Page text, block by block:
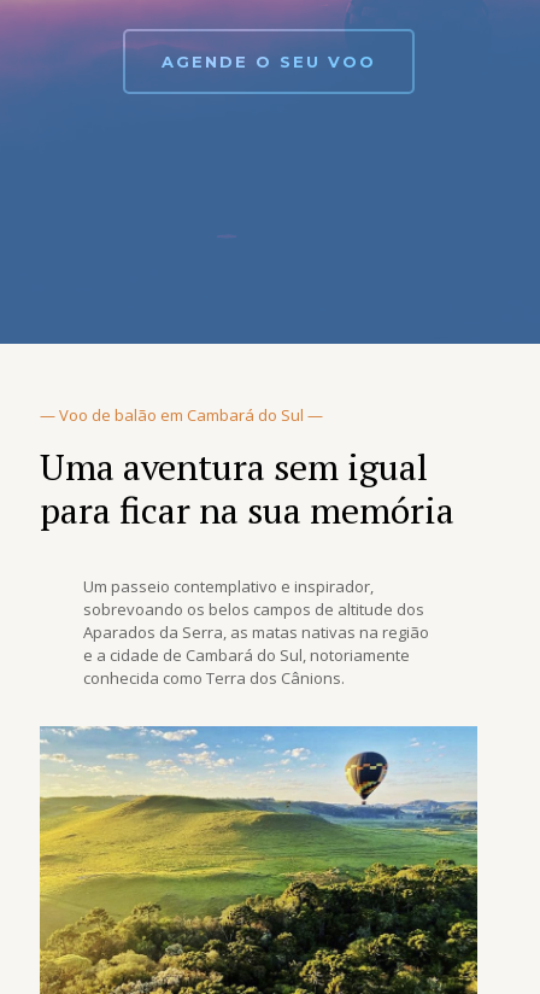
AGENDE O SEU VOO
— Voo de balão em Cambará do Sul —
Uma aventura sem igual
para ficar na sua memória
Um passeio contemplativo e inspirador,
sobrevoando os belos campos de altitude dos
Aparados da Serra, as matas nativas na região
e a cidade de Cambará do Sul, notoriamente
conhecida como Terra dos Cânions.